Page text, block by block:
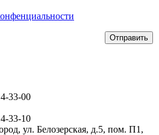
Отправить
33-00
33-10
ул. Белозерская, д.5, пом. П1,